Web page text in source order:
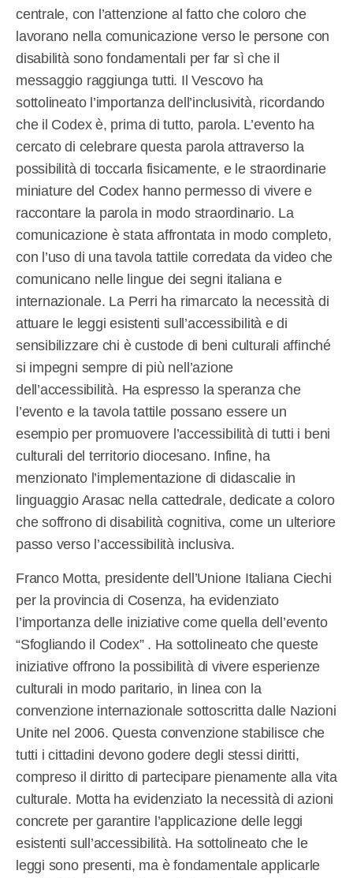
centrale, con l’attenzione al fatto che coloro che
lavorano nella comunicazione verso le persone con
disabilità sono fondamentali per far sì che il
messaggio raggiunga tutti. Il Vescovo ha
sottolineato l’importanza dell’inclusività, ricordando
che il Codex è, prima di tutto, parola. L’evento ha
cercato di celebrare questa parola attraverso la
possibilità di toccarla fisicamente, e le straordinarie
miniature del Codex hanno permesso di vivere e
raccontare la parola in modo straordinario. La
comunicazione è stata affrontata in modo completo,
con l’uso di una tavola tattile corredata da video che
comunicano nelle lingue dei segni italiana e
internazionale. La Perri ha rimarcato la necessità di
attuare le leggi esistenti sull’accessibilità e di
sensibilizzare chi è custode di beni culturali affinché
si impegni sempre di più nell’azione
dell’accessibilità. Ha espresso la speranza che
l’evento e la tavola tattile possano essere un
esempio per promuovere l’accessibilità di tutti i beni
culturali del territorio diocesano. Infine, ha
menzionato l’implementazione di didascalie in
linguaggio Arasac nella cattedrale, dedicate a coloro
che soffrono di disabilità cognitiva, come un ulteriore
passo verso l’accessibilità inclusiva.
Franco Motta, presidente dell’Unione Italiana Ciechi
per la provincia di Cosenza, ha evidenziato
l’importanza delle iniziative come quella dell’evento
“Sfogliando il Codex” . Ha sottolineato che queste
iniziative offrono la possibilità di vivere esperienze
culturali in modo paritario, in linea con la
convenzione internazionale sottoscritta dalle Nazioni
Unite nel 2006. Questa convenzione stabilisce che
tutti i cittadini devono godere degli stessi diritti,
compreso il diritto di partecipare pienamente alla vita
culturale. Motta ha evidenziato la necessità di azioni
concrete per garantire l’applicazione delle leggi
esistenti sull’accessibilità. Ha sottolineato che le
leggi sono presenti, ma è fondamentale applicarle